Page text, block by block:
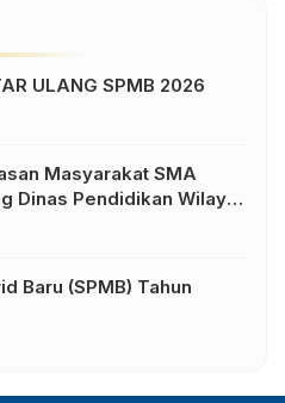
ULANG SPMB 2026
Masyarakat SMA
Dinas Pendidikan Wilayah
Baru (SPMB) Tahun